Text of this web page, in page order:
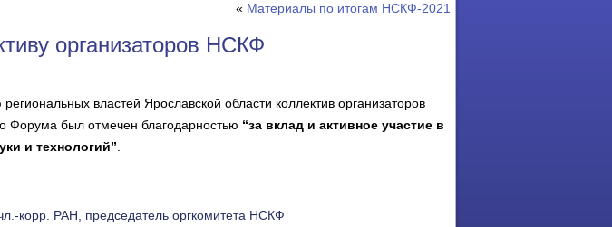
« Материалы по итогам НСКФ-2021
организаторов НСКФ
властей Ярославской области коллектив организаторов
Форума был отмечен благодарностью “за вклад и активное участие в
и технологий”
корр. РАН, председатель оргкомитета НСКФ